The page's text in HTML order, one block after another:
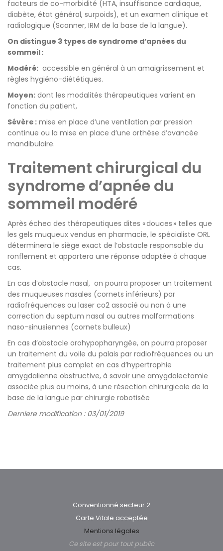
facteurs de co-morbidité (HTA, insuffisance cardiaque,
diabète, état général, surpoids), et un examen clinique et
radiologique (Scanner, IRM de la base de la langue).
On distingue 3 types de syndrome d’apnées du
sommeil:
Modéré: accessible en général à un amaigrissement et
règles hygiéno-diététiques.
Moyen: dont les modalités thérapeutiques varient en
fonction du patient,
Sévère : mise en place d’une ventilation par pression
continue ou la mise en place d’une orthèse d’avancée
mandibulaire.
Traitement chirurgical du
syndrome d’apnée du
sommeil modéré
Après échec des thérapeutiques dites «douces » telles que
les gels muqueux vendus en pharmacie, le spécialiste ORL
déterminera le siège exact de l’obstacle responsable du
ronflement et apportera une réponse adaptée à chaque
cas.
En cas d’obstacle nasal, on pourra proposer un traitement
des muqueuses nasales (cornets inférieurs) par
radiofréquences ou laser co2 associé ou non à une
correction du septum nasal ou autres malformations
naso-sinusiennes (cornets bulleux)
En cas d’obstacle orohypopharyngée, on pourra proposer
un traitement du voile du palais par radiofréquences ou un
traitement plus complet en cas d’hypertrophie
amygdalienne obstructive, à savoir une amygdalectomie
associée plus ou moins, à une résection chirurgicale de la
base de la langue par chirurgie robotisée
Derniere modification : 03/01/2019
Conventionné secteur 2
Carte Vitale acceptée
Mentions légales
Ce site est pour tout public